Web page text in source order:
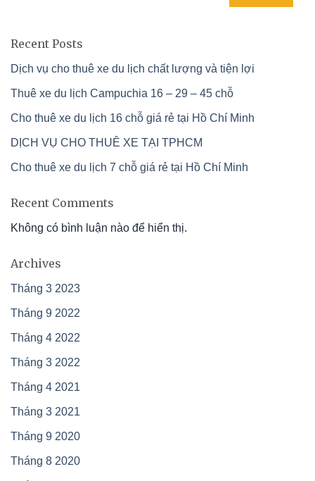
Recent Posts
Dịch vụ cho thuê xe du lịch chất lượng và tiện lợi
Thuê xe du lịch Campuchia 16 – 29 – 45 chỗ
Cho thuê xe du lịch 16 chỗ giá rẻ tại Hồ Chí Minh
DỊCH VỤ CHO THUÊ XE TẠI TPHCM
Cho thuê xe du lịch 7 chỗ giá rẻ tại Hồ Chí Minh
Recent Comments
Không có bình luận nào để hiển thị.
Archives
Tháng 3 2023
Tháng 9 2022
Tháng 4 2022
Tháng 3 2022
Tháng 4 2021
Tháng 3 2021
Tháng 9 2020
Tháng 8 2020